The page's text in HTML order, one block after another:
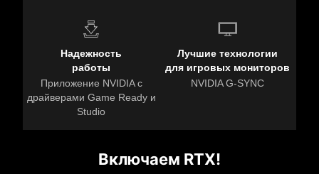
Надежность
работы
Приложение NVIDIA с
драйверами Game Ready и
Studio
Лучшие технологии
для игровых мониторов
NVIDIA G-SYNC
Включаем RTX!